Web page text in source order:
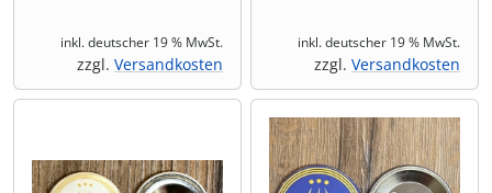
inkl. deutscher 19 % MwSt.
zzgl. Versandkosten
inkl. deutscher 19 % MwSt.
zzgl. Versandkosten